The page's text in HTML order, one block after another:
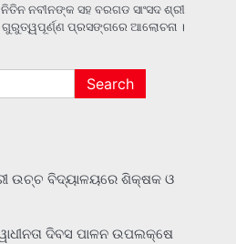
ନବୀନଙ୍କ ସହ ବରଗଡ ସାଂସଦ ଶ୍ରୀ
ପ୍ରସଙ୍ଗରେ ଆଲୋଚନା ।
ଉଚ୍ଚ ବିଦ୍ୟାଳୟରେ ଶିକ୍ଷକ ଓ
ଦିବସ ପାଳନ ଉପଲକ୍ଷେ